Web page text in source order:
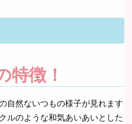
特徴！
自然ないつもの様子が見れます
ルのような和気あいあいとした